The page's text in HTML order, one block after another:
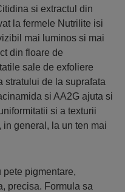
si extractul din
la fermele Nutrilite isi
mai luminos si mai
din floare de
sale de exfoliere
stratului de la suprafata
si AA2G ajuta si
si a texturii
general, la un ten mai
pigmentare,
precisa. Formula sa